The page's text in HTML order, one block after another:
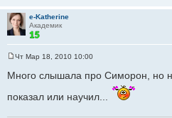
e-Katherine
Академик
о
щ
Чт Мар 18, 2010 10:00
Много слышала про Симорон, но
показал или научил...